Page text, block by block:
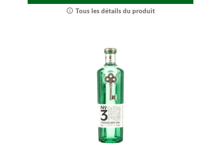
Tous les détails du produit